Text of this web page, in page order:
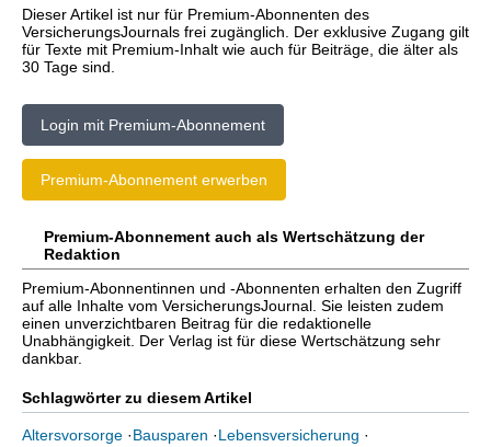
Dieser Artikel ist nur für Premium-Abonnenten des
VersicherungsJournals frei zugänglich. Der exklusive Zugang gilt
für Texte mit Premium-Inhalt wie auch für Beiträge, die älter als
30 Tage sind.
Login mit Premium-Abonnement
Premium-Abonnement erwerben
Premium-Abonnement auch als Wertschätzung der
Redaktion
Premium-Abonnentinnen und -Abonnenten erhalten den Zugriff
auf alle Inhalte vom VersicherungsJournal. Sie leisten zudem
einen unverzichtbaren Beitrag für die redaktionelle
Unabhängigkeit. Der Verlag ist für diese Wertschätzung sehr
dankbar.
Schlagwörter zu diesem Artikel
Altersvorsorge ·Bausparen ·Lebensversicherung ·